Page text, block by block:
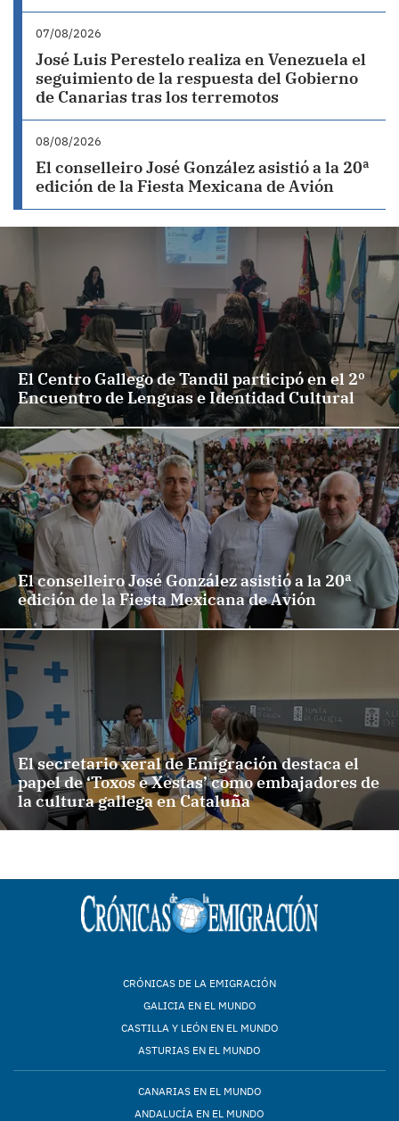
07/08/2026
José Luis Perestelo realiza en Venezuela el
seguimiento de la respuesta del Gobierno
de Canarias tras los terremotos
08/08/2026
El conselleiro José González asistió a la 20ª
edición de la Fiesta Mexicana de Avión
El Centro Gallego de Tandil participó en el 2º
Encuentro de Lenguas e Identidad Cultural
El conselleiro José González asistió a la 20ª
edición de la Fiesta Mexicana de Avión
El secretario xeral de Emigración destaca el
papel de ‘Toxos e Xestas’ como embajadores de
la cultura gallega en Cataluña
CRÓNICAS DE LA EMIGRACIÓN
GALICIA EN EL MUNDO
CASTILLA Y LEÓN EN EL MUNDO
ASTURIAS EN EL MUNDO
CANARIAS EN EL MUNDO
ANDALUCÍA EN EL MUNDO